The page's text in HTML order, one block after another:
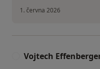
1. června 2026
Vojtech